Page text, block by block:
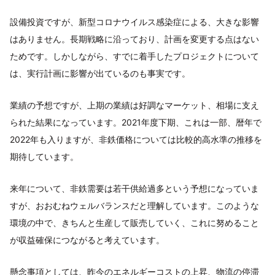
設備投資ですが、新型コロナウイルス感染症による、大きな影響
はありません。長期戦略に沿っており、計画を変更する点はない
ためです。しかしながら、すでに着手したプロジェクトについて
は、実行計画に影響が出ているのも事実です。
業績の予想ですが、上期の業績は好調なマーケット、相場に支え
られた結果になっています。2021年度下期、これは一部、暦年で
2022年も入りますが、非鉄価格については比較的高水準の推移を
期待しています。
来年について、非鉄需要は若干供給過多という予想になっていま
すが、おおむねウェルバランスだと理解しています。このような
環境の中で、きちんと生産して販売していく、これに努めること
が収益確保につながると考えています。
懸念事項としては、昨今のエネルギーコストの上昇、物流の停滞